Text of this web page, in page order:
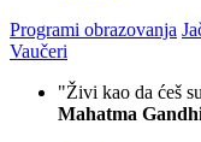
Programi obrazovanja
Vaučeri
"Živi kao da ćeš
Mahatma